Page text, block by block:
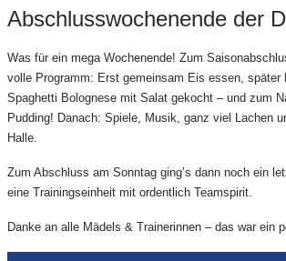
Abschlusswochenende der
Was für ein mega Wochenende! Zum
volle Programm: Erst gemeinsam Eis essen, später
Spaghetti Bolognese mit Salat gekocht – und zum
Pudding! Danach: Spiele, Musik, ganz viel Lachen
Halle.
Zum Abschluss am Sonntag ging’s dann noch ein
eine Trainingseinheit mit ordentlich Teamspirit.
Danke an alle Mädels & Trainerinnen – das war ein